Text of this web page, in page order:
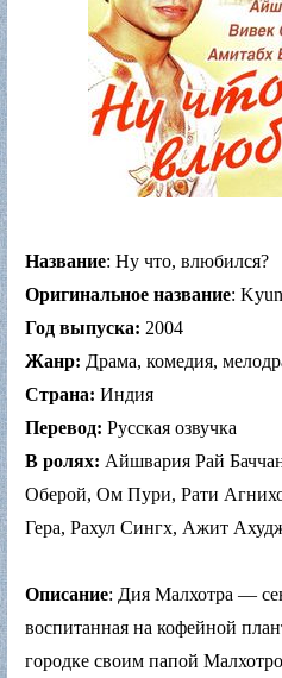
Название: Ну что, влюбился?
Оригинальное название:
Год выпуска: 2004
Жанр: Драма, комедия,
Страна: Индия
Перевод: Русская озвучка
В ролях: Айшвария Рай
Оберой, Ом Пури, Рати
Гера, Рахул Сингх, Ажит
Описание: Дия Малхотра —
воспитанная на кофейной
городке своим папой